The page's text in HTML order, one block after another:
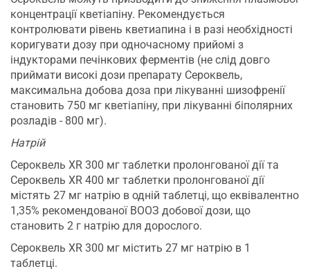
концентрації кветіапіну. Рекомендується
контролювати рівень кветиапина і в разі необхідності
коригувати дозу при одночасному прийомі з
індукторами печінкових ферментів (не слід довго
приймати високі дози препарату Сероквель,
максимальна добова доза при лікуванні шизофренії
становить 750 мг кветіапіну, при лікуванні біполярних
розладів - 800 мг).
Натрій
Сероквель XR 300 мг таблетки пролонгованої дії та
Сероквель XR 400 мг таблетки пролонгованої дії
містять 27 мг натрію в одній таблетці, що еквівалентно
1,35% рекомендованої ВООЗ добової дози, що
становить 2 г натрію для дорослого.
Сероквель XR 300 мг містить 27 мг натрію в 1
таблетці.